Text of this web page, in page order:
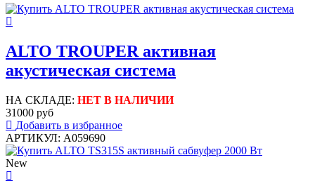
ALTO TROUPER активная
акустическая система
НА СКЛАДЕ: НЕТ В НАЛИЧИИ
31000 руб
Добавить в избранное
АРТИКУЛ: A059690
New